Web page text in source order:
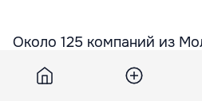
Около 125 компаний из
рубежа примут участие в
выставке "ExpoVin -2011",